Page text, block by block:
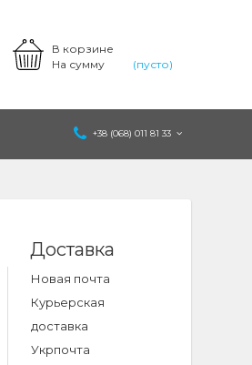
В корзине
На сумму
(пусто)
+38 (068) 011 81 33
Доставка
Новая почта
Курьерская
доставка
Укрпочта